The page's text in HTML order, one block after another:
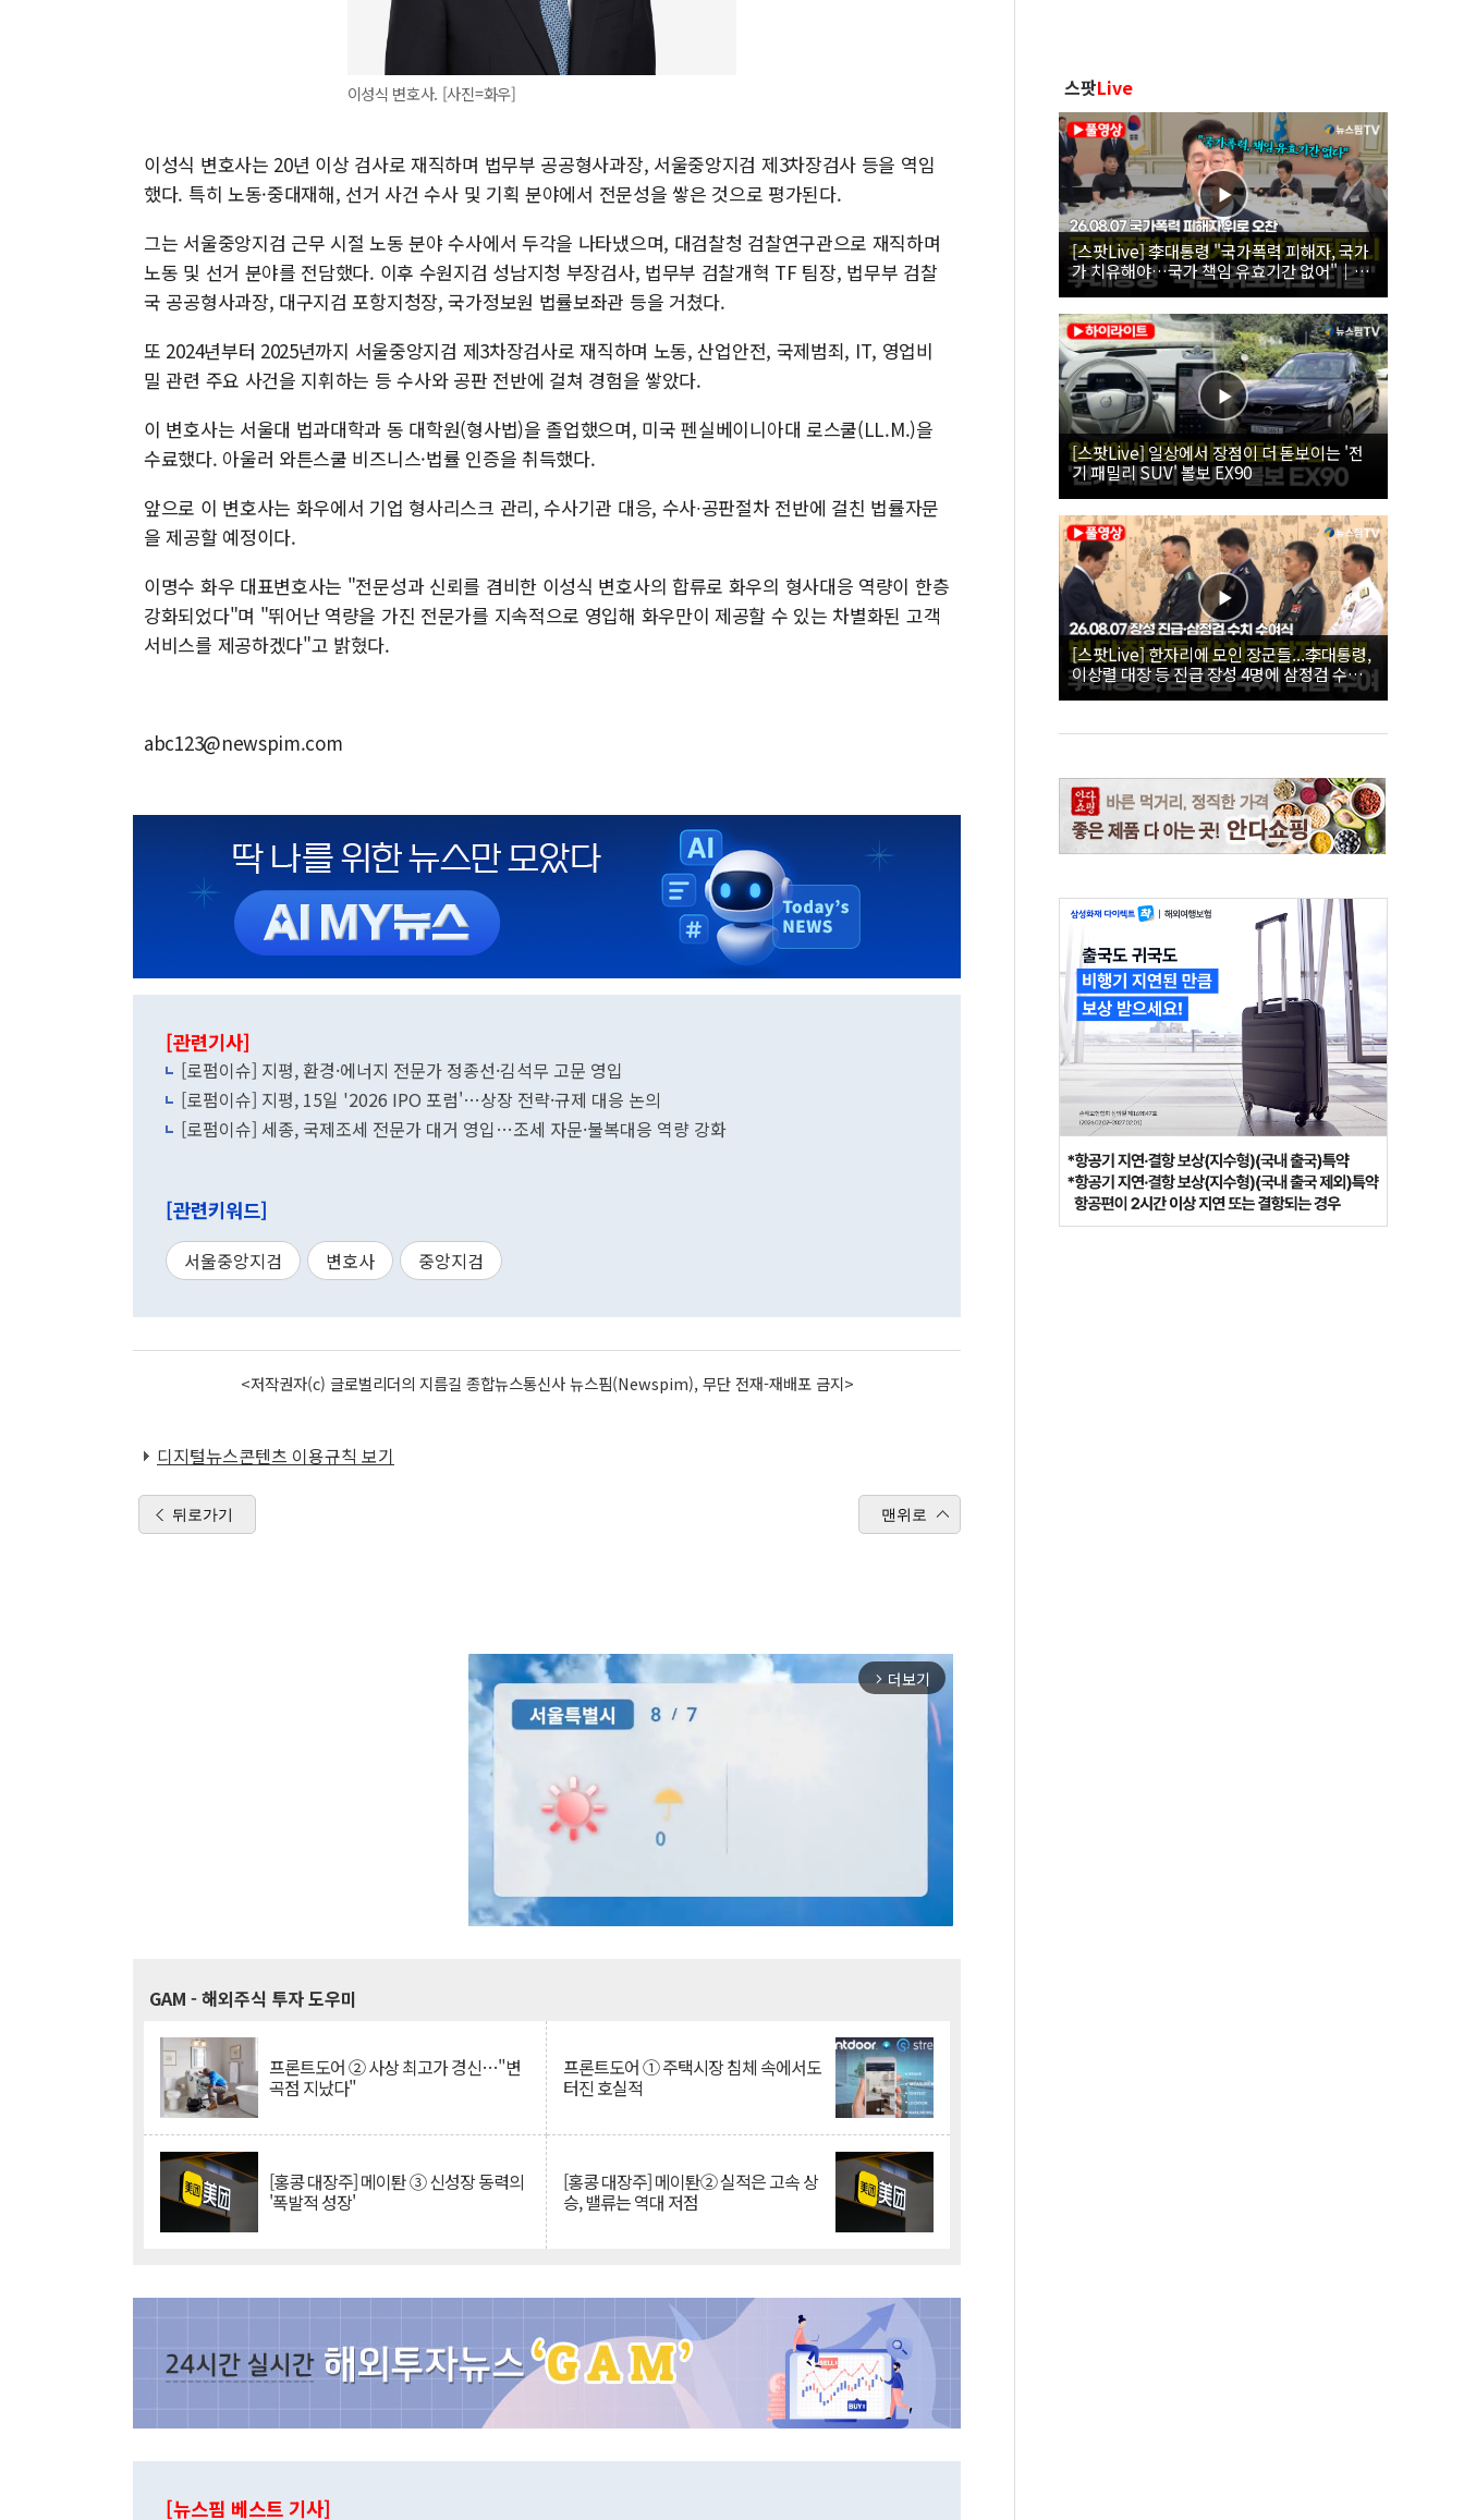
이성식 변호사. [사진=화우]
이성식 변호사는 20년 이상 검사로 재직하며 법무부 공공형사과장, 서울중앙지검 제3차장검사 등을 역임
했다. 특히 노동·중대재해, 선거 사건 수사 및 기획 분야에서 전문성을 쌓은 것으로 평가된다.
그는 서울중앙지검 근무 시절 노동 분야 수사에서 두각을 나타냈으며, 대검찰청 검찰연구관으로 재직하며
노동 및 선거 분야를 전담했다. 이후 수원지검 성남지청 부장검사, 법무부 검찰개혁 TF 팀장, 법무부 검찰
국 공공형사과장, 대구지검 포항지청장, 국가정보원 법률보좌관 등을 거쳤다.
또 2024년부터 2025년까지 서울중앙지검 제3차장검사로 재직하며 노동, 산업안전, 국제범죄, IT, 영업비
밀 관련 주요 사건을 지휘하는 등 수사와 공판 전반에 걸쳐 경험을 쌓았다.
이 변호사는 서울대 법과대학과 동 대학원(형사법)을 졸업했으며, 미국 펜실베이니아대 로스쿨(LL.M.)을
수료했다. 아울러 와튼스쿨 비즈니스·법률 인증을 취득했다.
앞으로 이 변호사는 화우에서 기업 형사리스크 관리, 수사기관 대응, 수사∙공판절차 전반에 걸친 법률자문
을 제공할 예정이다.
이명수 화우 대표변호사는 "전문성과 신뢰를 겸비한 이성식 변호사의 합류로 화우의 형사대응 역량이 한층
강화되었다"며 "뛰어난 역량을 가진 전문가를 지속적으로 영입해 화우만이 제공할 수 있는 차별화된 고객
서비스를 제공하겠다"고 밝혔다.
abc123@newspim.com
[관련기사]
[로펌이슈] 지평, 환경·에너지 전문가 정종선·김석무 고문 영입
[로펌이슈] 지평, 15일 '2026 IPO 포럼'…상장 전략·규제 대응 논의
[로펌이슈] 세종, 국제조세 전문가 대거 영입…조세 자문·불복대응 역량 강화
[관련키워드]
서울중앙지검 변호사 중앙지검
<저작권자(c) 글로벌리더의 지름길 종합뉴스통신사 뉴스핌(Newspim), 무단 전재-재배포 금지>
디지털뉴스콘텐츠 이용규칙 보기
뒤로가기 맨위로
arrow_forward_ios 더보기
GAM - 해외주식 투자 도우미
프론트도어 ② 사상 최고가 경신…"변
곡점 지났다"
프론트도어 ① 주택시장 침체 속에서도
터진 호실적
[홍콩 대장주] 메이퇀 ③ 신성장 동력의
'폭발적 성장'
[홍콩 대장주] 메이퇀② 실적은 고속 상
승, 밸류는 역대 저점
[뉴스핌 베스트 기사]
스팟Live
[스팟Live] 李대통령 "국가폭력 피해자, 국가
가 치유해야…국가 책임 유효기간 없어"｜
26.08.07 국가폭력 피해자 위로 오찬
[스팟Live] 일상에서 장점이 더 돋보이는 '전
기 패밀리 SUV' 볼보 EX90
[스팟Live] 한자리에 모인 장군들...李대통령,
이상렬 대장 등 진급 장성 4명에 삼정검 수치
직접 수여｜26.08.07 장성 진급·삼정검 수치